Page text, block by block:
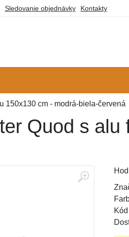
Sledovanie objednávky Kontakty
150x130 cm - modrá-biela-červená
Quod s